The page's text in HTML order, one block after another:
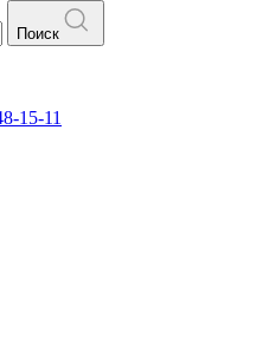
Поиск
15-11